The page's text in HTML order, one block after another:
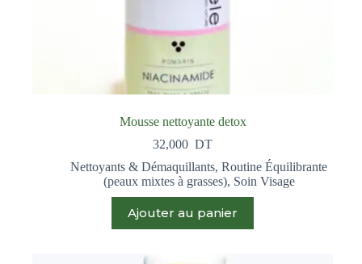
Mousse nettoyante detox
32,000 DT
Nettoyants & Démaquillants,Routine Équilibrante
(peaux mixtes à grasses), Soin Visage
Ajouter au panier